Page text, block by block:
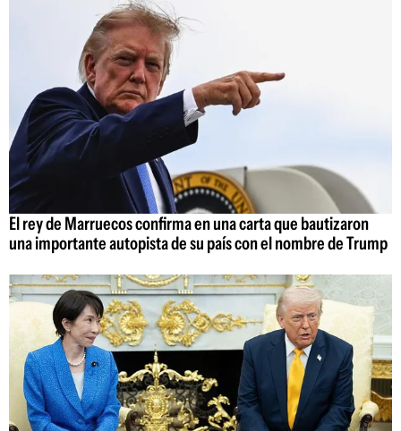
El rey de Marruecos confirma en una carta que bautizaron
una importante autopista de su país con el nombre de Trump